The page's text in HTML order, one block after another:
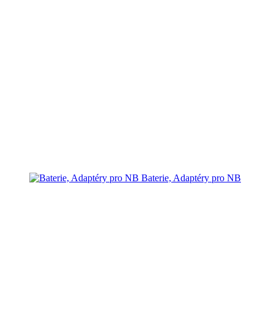
Baterie, Adaptéry pro NB